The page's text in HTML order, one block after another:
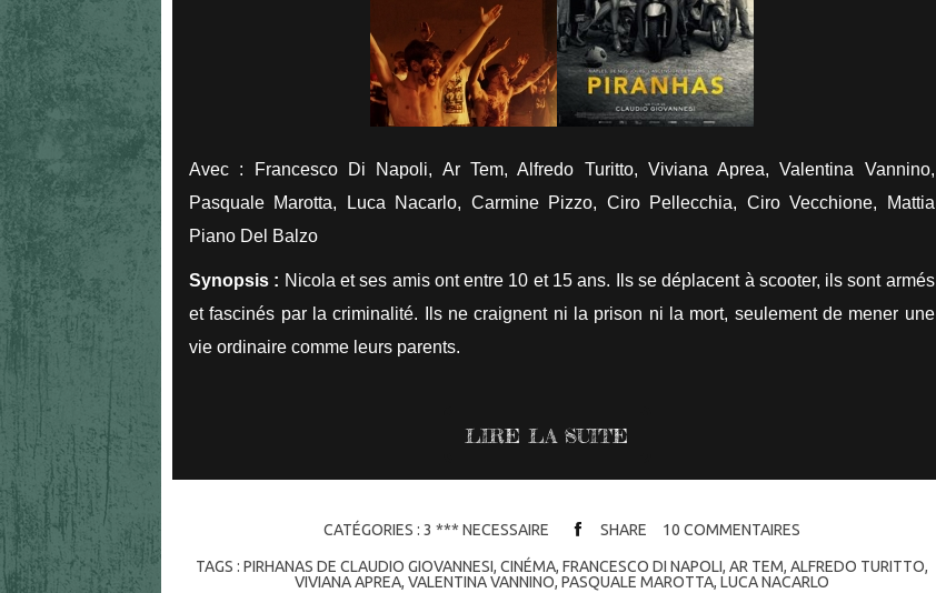
Avec : Francesco Di Napoli, Ar Tem, Alfredo Turitto, Viviana Aprea, Valentina Vannino,
Pasquale Marotta, Luca Nacarlo, Carmine Pizzo, Ciro Pellecchia, Ciro Vecchione, Mattia
Piano Del Balzo
Synopsis : Nicola et ses amis ont entre 10 et 15 ans. Ils se déplacent à scooter, ils sont armés
et fascinés par la criminalité. Ils ne craignent ni la prison ni la mort, seulement de mener une
vie ordinaire comme leurs parents.
LIRE LA SUITE
CATÉGORIES : 3 *** NECESSAIRE SHARE 10 COMMENTAIRES
TAGS : PIRHANAS DE CLAUDIO GIOVANNESI, CINÉMA, FRANCESCO DI NAPOLI, AR TEM, ALFREDO TURITTO,
VIVIANA APREA, VALENTINA VANNINO, PASQUALE MAROTTA, LUCA NACARLO